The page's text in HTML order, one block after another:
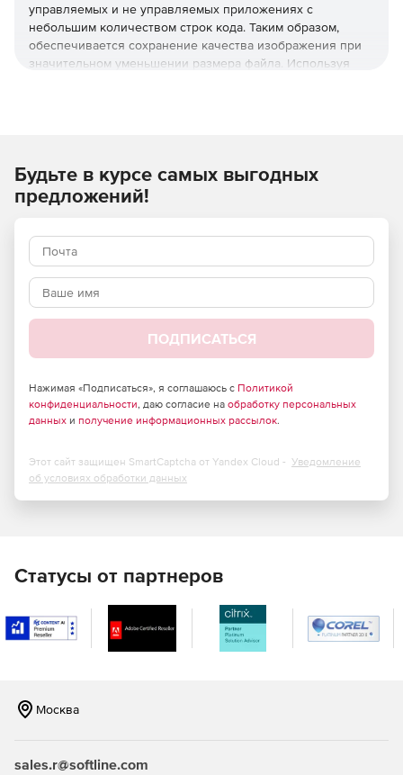
управляемых и не управляемых приложениях с
небольшим количеством строк кода. Таким образом,
обеспечивается сохранение качества изображения при
значительном уменьшении размера файла. Используя
Обнаруживает цветовую схему растрового
изображения (bitonal, grayscale или color).
автоматически применяет наиболее подходящее
цветовое пространство.
Доступен в 32-битных и 64-битных версиях.
Будьте в курсе самых выгодных
предложений!
ПОДПИСАТЬСЯ
Нажимая «Подписаться», я соглашаюсь с Политикой
конфиденциальности, даю согласие на обработку персональных
данных и получение информационных рассылок.
Этот сайт защищен SmartCaptcha от Yandex Cloud - Уведомление
об условиях обработки данных
Статусы от партнеров
Москва
sales.r@softline.com